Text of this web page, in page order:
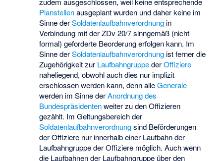
Planstellenausgeplant wurden und daher keine im
Sinne derSoldatenlaufbahnverordnung in
Verbindung mit der ZDv 20/7 sinngemäß (nicht
formal) geforderte Beorderungerfolgen kann. Im
Sinne derSoldatenlaufbahnverordnung ist ferner die
Zugehörigkeit zur LaufbahngruppederOffiziere
naheliegend, obwohl auch dies nur implizit
erschlossen werden kann, denn alleGenerale
werden im Sinne derAnordnung des
Bundespräsidentenweiter zu den Offizieren
gezählt. Im Geltungsbereich der
Soldatenlaufbahnverordnungsind Beförderungen
der Offiziere nur innerhalb einer Laufbahn der
Laufbahngruppe der Offiziere möglich. Auch wenn
die Laufbahnen der Laufbahngruppe über den